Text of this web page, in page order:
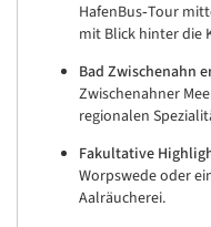
HafenBus‑Tour
mit Blick hinter die
Bad Zwischenahn
Zwischenahner
regionalen
Fakultative
Worpswede oder
Aalräucherei.